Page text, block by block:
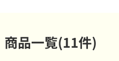
商品一覧(11件)